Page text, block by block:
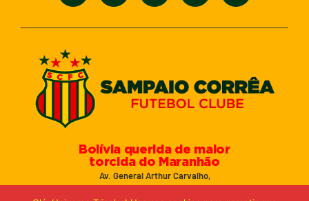
Bolívia querida de maior
torcida do Maranhão
Av. General Arthur Carvalho,